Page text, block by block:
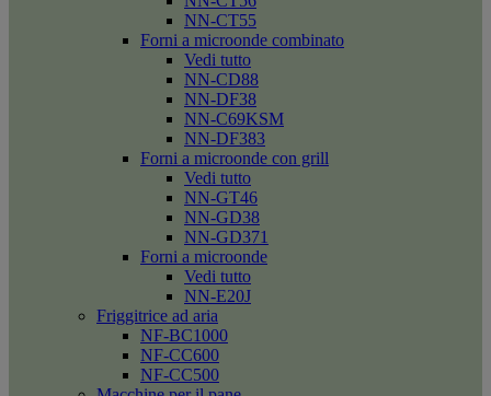
NN-CT55
Forni a microonde combinato
Vedi tutto
NN-CD88
NN-DF38
NN-C69KSM
NN-DF383
Forni a microonde con grill
Vedi tutto
NN-GT46
NN-GD38
NN-GD371
Forni a microonde
Vedi tutto
NN-E20J
Friggitrice ad aria
NF-BC1000
NF-CC600
NF-CC500